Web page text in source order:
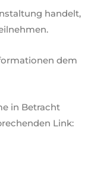
handelt,
dem
in Betracht
Link: